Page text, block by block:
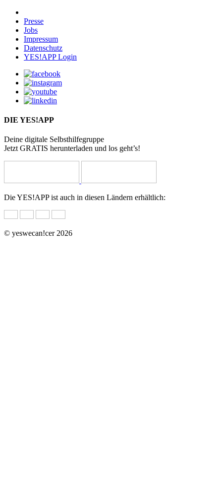
Presse
Jobs
Impressum
Datenschutz
YES!APP Login
DIE YES!APP
Deine digitale Selbsthilfegruppe
Jetzt GRATIS herunterladen und los geht’s!
Die YES!APP ist auch in diesen Ländern erhältlich:
© yeswecan!cer 2026